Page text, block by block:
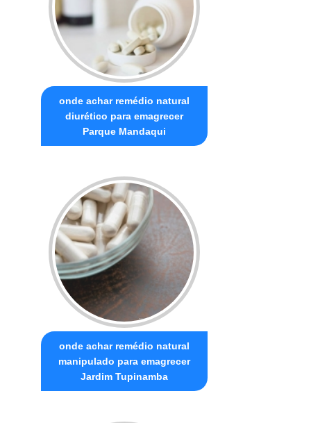
onde achar remédio natural
diurético para emagrecer
Parque Mandaqui
onde achar remédio natural
manipulado para emagrecer
Jardim Tupinamba